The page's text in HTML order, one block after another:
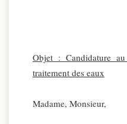
Objet : Candidature
traitement des eaux
Madame, Monsieur,